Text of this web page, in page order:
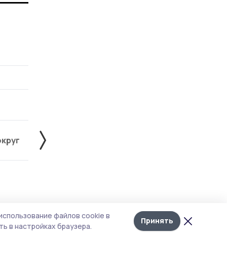
Лента
новостей
Жердевский округ
файлов cookie в
в настройках браузера.
Принять